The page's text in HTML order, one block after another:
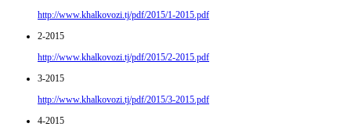
http://www.khalkovozi.tj/pdf/2015/1-2015.pdf
2-2015
http://www.khalkovozi.tj/pdf/2015/2-2015.pdf
3-2015
http://www.khalkovozi.tj/pdf/2015/3-2015.pdf
4-2015